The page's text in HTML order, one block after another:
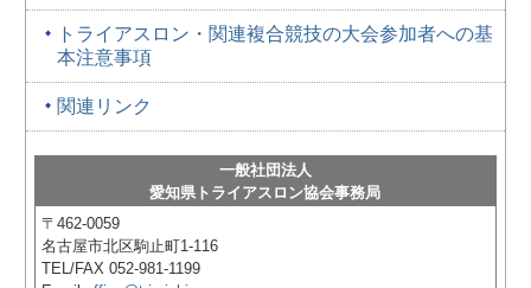
トライアスロン・関連複合競技の大会参加者への基
本注意事項
関連リンク
一般社団法人
愛知県トライアスロン協会事務局
〒462-0059
名古屋市北区駒止町1-116
TEL/FAX 052-981-1199